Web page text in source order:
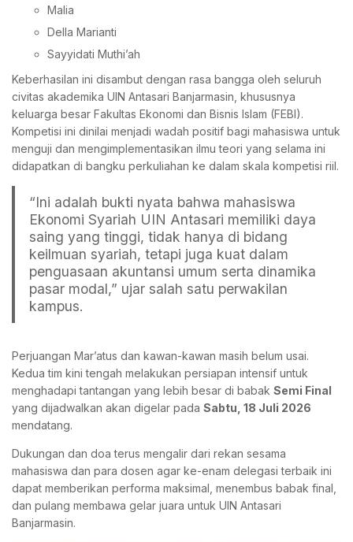
Malia
Della Marianti
Sayyidati Muthi’ah
Keberhasilan ini disambut dengan rasa bangga oleh seluruh
civitas akademika UIN Antasari Banjarmasin, khususnya
keluarga besar Fakultas Ekonomi dan Bisnis Islam (FEBI).
Kompetisi ini dinilai menjadi wadah positif bagi mahasiswa untuk
menguji dan mengimplementasikan ilmu teori yang selama ini
didapatkan di bangku perkuliahan ke dalam skala kompetisi riil.
“Ini adalah bukti nyata bahwa mahasiswa
Ekonomi Syariah UIN Antasari memiliki daya
saing yang tinggi, tidak hanya di bidang
keilmuan syariah, tetapi juga kuat dalam
penguasaan akuntansi umum serta dinamika
pasar modal,” ujar salah satu perwakilan
kampus.
Perjuangan Mar’atus dan kawan-kawan masih belum usai.
Kedua tim kini tengah melakukan persiapan intensif untuk
menghadapi tantangan yang lebih besar di babak Semi Final
yang dijadwalkan akan digelar pada Sabtu, 18 Juli 2026
mendatang.
Dukungan dan doa terus mengalir dari rekan sesama
mahasiswa dan para dosen agar ke-enam delegasi terbaik ini
dapat memberikan performa maksimal, menembus babak final,
dan pulang membawa gelar juara untuk UIN Antasari
Banjarmasin.